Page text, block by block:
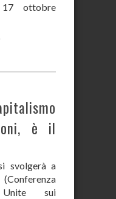
ottobre
è il
svolgerà a
sui